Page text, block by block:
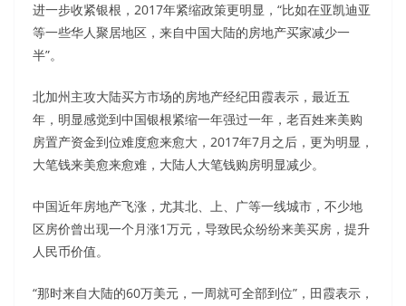
进一步收紧银根，2017年紧缩政策更明显，“比如在亚凯迪亚
等一些华人聚居地区，来自中国大陆的房地产买家减少一
半”。
北加州主攻大陆买方市场的房地产经纪田霞表示，最近五
年，明显感觉到中国银根紧缩一年强过一年，老百姓来美购
房置产资金到位难度愈来愈大，2017年7月之后，更为明显，
大笔钱来美愈来愈难，大陆人大笔钱购房明显减少。
中国近年房地产飞涨，尤其北、上、广等一线城市，不少地
区房价曾出现一个月涨1万元，导致民众纷纷来美买房，提升
人民币价值。
“那时来自大陆的60万美元，一周就可全部到位”，田霞表示，